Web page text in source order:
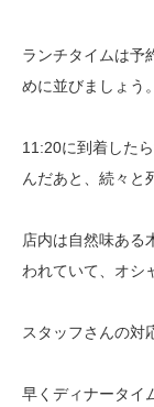
ランチタイムは予
めに並びましょう。
11:20に到着した
んだあと、続々と
店内は自然味ある
われていて、オシ
スタッフさんの対
早くディナータイ